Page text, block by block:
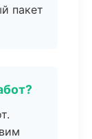
пакет